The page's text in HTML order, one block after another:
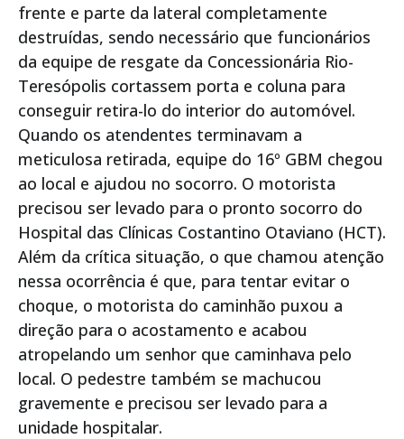
frente e parte da lateral completamente
destruídas, sendo necessário que funcionários
da equipe de resgate da Concessionária Rio-
Teresópolis cortassem porta e coluna para
conseguir retira-lo do interior do automóvel.
Quando os atendentes terminavam a
meticulosa retirada, equipe do 16º GBM chegou
ao local e ajudou no socorro. O motorista
precisou ser levado para o pronto socorro do
Hospital das Clínicas Costantino Otaviano (HCT).
Além da crítica situação, o que chamou atenção
nessa ocorrência é que, para tentar evitar o
choque, o motorista do caminhão puxou a
direção para o acostamento e acabou
atropelando um senhor que caminhava pelo
local. O pedestre também se machucou
gravemente e precisou ser levado para a
unidade hospitalar.